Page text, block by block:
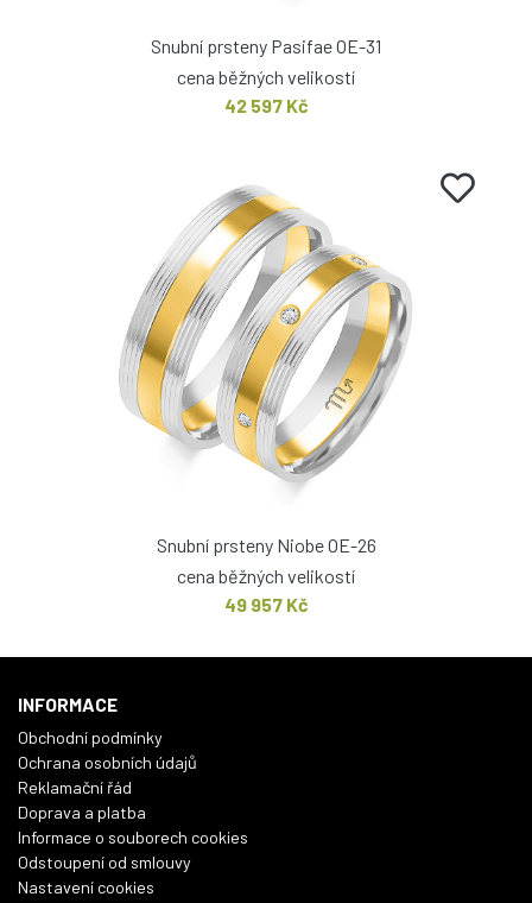
Snubní prsteny Pasifae OE-31
cena běžných velikostí
42 597 Kč
Snubní prsteny Niobe OE-26
cena běžných velikostí
49 957 Kč
INFORMACE
Obchodní podmínky
Ochrana osobních údajů
Reklamační řád
Doprava a platba
Informace o souborech cookies
Odstoupení od smlouvy
Nastavení cookies